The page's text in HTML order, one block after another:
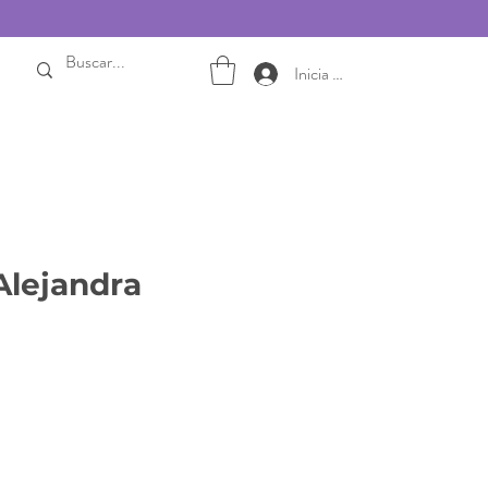
Inicia sesión